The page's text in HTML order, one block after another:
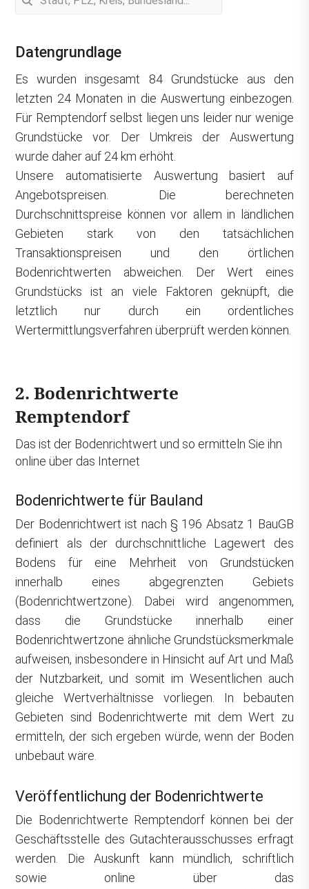
Datengrundlage
Es wurden insgesamt 84 Grundstücke aus den
letzten 24 Monaten in die Auswertung einbezogen.
Für Remptendorf selbst liegen uns leider nur wenige
Grundstücke vor. Der Umkreis der Auswertung
wurde daher auf 24 km erhöht.
Unsere automatisierte Auswertung basiert auf
Angebotspreisen. Die berechneten
Durchschnittspreise können vor allem in ländlichen
Gebieten stark von den tatsächlichen
Transaktionspreisen und den örtlichen
Bodenrichtwerten abweichen. Der Wert eines
Grundstücks ist an viele Faktoren geknüpft, die
letztlich nur durch ein ordentliches
Wertermittlungsverfahren überprüft werden können.
2. Bodenrichtwerte
Remptendorf
Das ist der Bodenrichtwert und so ermitteln Sie ihn
online über das Internet
Bodenrichtwerte für Bauland
Der Bodenrichtwert ist nach § 196 Absatz 1 BauGB
definiert als der durchschnittliche Lagewert des
Bodens für eine Mehrheit von Grundstücken
innerhalb eines abgegrenzten Gebiets
(Bodenrichtwertzone). Dabei wird angenommen,
dass die Grundstücke innerhalb einer
Bodenrichtwertzone ähnliche Grundstücksmerkmale
aufweisen, insbesondere in Hinsicht auf Art und Maß
der Nutzbarkeit, und somit im Wesentlichen auch
gleiche Wertverhältnisse vorliegen. In bebauten
Gebieten sind Bodenrichtwerte mit dem Wert zu
ermitteln, der sich ergeben würde, wenn der Boden
unbebaut wäre.
Veröffentlichung der Bodenrichtwerte
Die Bodenrichtwerte Remptendorf können bei der
Geschäftsstelle des Gutachterausschusses erfragt
werden. Die Auskunft kann mündlich, schriftlich
sowie online über das